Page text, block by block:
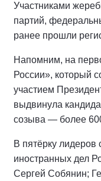
Участниками
партий,
ранее прошли
Напомним, на
России», который
участием
выдвинула
созыва — более
В пятёрку лидеров
иностранных дел
Сергей Собянин;